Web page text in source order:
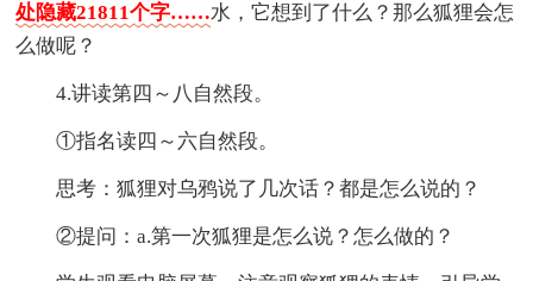
处隐藏21811个字……水，它想到了什么？那么狐狸会怎
么做呢？
4.讲读第四～八自然段。
①指名读四～六自然段。
思考：狐狸对乌鸦说了几次话？都是怎么说的？
②提问：a.第一次狐狸是怎么说？怎么做的？